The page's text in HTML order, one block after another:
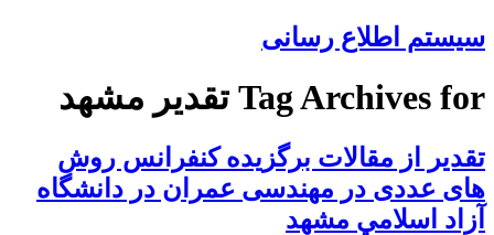
سیستم اطلاع رسانی
Tag Archives for تقدیر مشهد
تقدیر از مقالات برگزیده کنفرانس روش
های عددی در مهندسی عمران در دانشگاه
آزاد اسلامي مشهد